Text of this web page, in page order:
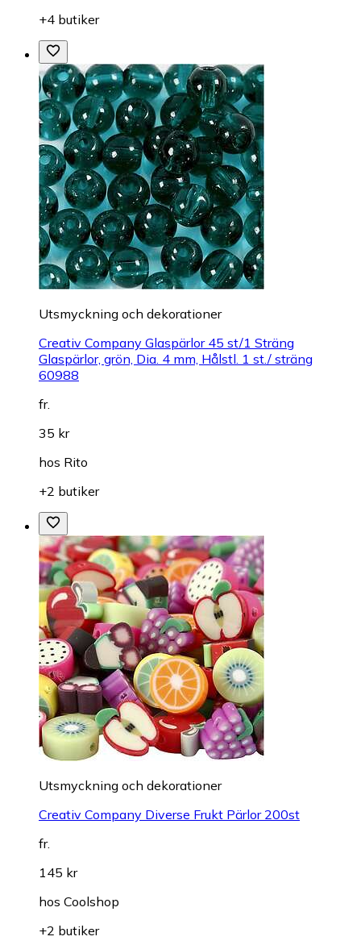
+4 butiker
Utsmyckning och dekorationer
Creativ Company Glaspärlor 45 st/1 Sträng
Glaspärlor, grön, Dia. 4 mm, Hålstl. 1 st./ sträng
60988
fr.
35 kr
hos Rito
+2 butiker
Utsmyckning och dekorationer
Creativ Company Diverse Frukt Pärlor 200st
fr.
145 kr
hos Coolshop
+2 butiker